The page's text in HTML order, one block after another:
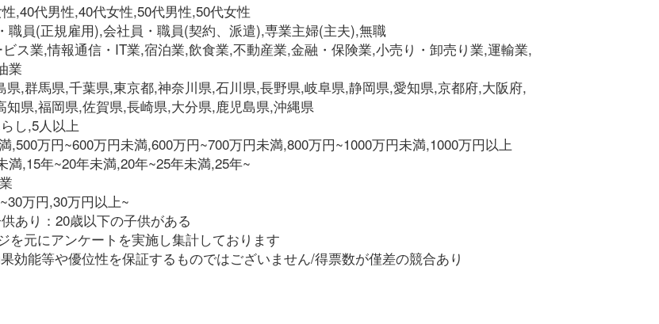
,40代男性,40代女性,50代男性,50代女性
員(正規雇用),会社員・職員(契約、派遣),専業主婦(主夫),無職
ス業,情報通信・IT業,宿泊業,飲食業,不動産業,金融・保険業,小売り・卸売り業,運輸業,
業
,群馬県,千葉県,東京都,神奈川県,石川県,長野県,岐阜県,静岡県,愛知県,京都府,大阪府,
県,福岡県,佐賀県,長崎県,大分県,鹿児島県,沖縄県
し,5人以上
,500万円~600万円未満,600万円~700万円未満,800万円~1000万円未満,1000万円以上
,15年~20年未満,20年~25年未満,25年~
万円,30万円以上~
あり：20歳以下の子供がある
元にアンケートを実施し集計しております
効能等や優位性を保証するものではございません/得票数が僅差の競合あり